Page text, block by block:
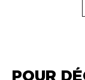
POUR